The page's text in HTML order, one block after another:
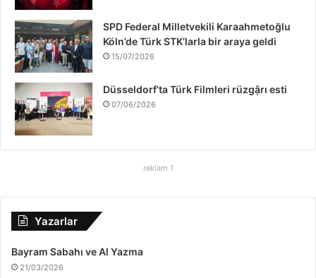
SPD Federal Milletvekili Karaahmetoğlu
Köln’de Türk STK’larla bir araya geldi
15/07/2026
Düsseldorf’ta Türk Filmleri rüzgậrı esti
07/06/2026
reklam 1
Yazarlar
Bayram Sabahı ve Al Yazma
21/03/2026